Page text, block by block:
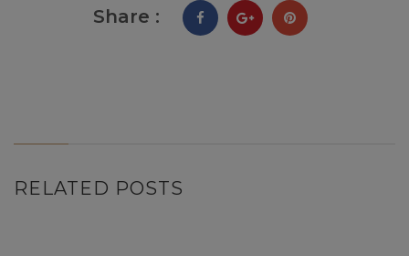
Share :
RELATED POSTS